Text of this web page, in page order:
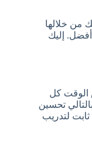
من خلالها
إليك
الوقت كل
تحسين
ثابت لتدريب